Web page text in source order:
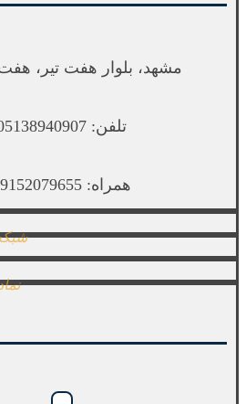
مشهد، بلوار هفت تیر، هفت تیر
تلفن: 05138940907
همراه: 09152079655